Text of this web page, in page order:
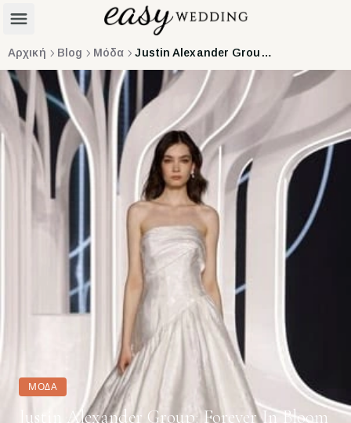
Αρχική Blog Μόδα Justin Alexander Group: Forever In Bloom στη Barcelona Bridal Fashion Week 2026
ΜΌΔΑ
Justin Alexander Group: Forever In Bloom